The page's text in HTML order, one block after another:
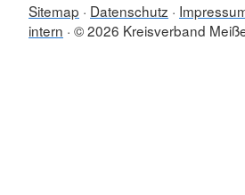
Sitemap Datenschutz
intern © 2026 Kreisverband